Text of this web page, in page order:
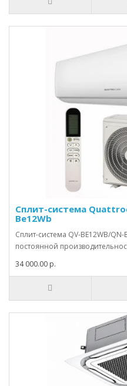
Сплит-система
Be12Wb
Сплит-система QV-BE12WB/
постоянной
34 000.00 р.